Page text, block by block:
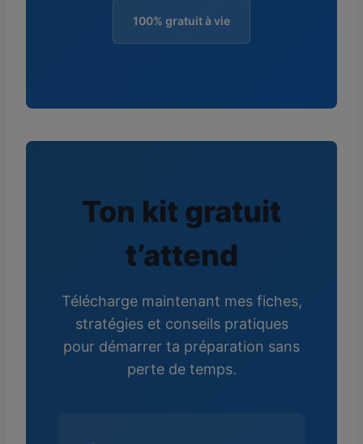
100% gratuit à vie
Ton kit gratuit
t’attend
Télécharge maintenant mes fiches,
stratégies et conseils pratiques
pour démarrer ta préparation sans
perte de temps.